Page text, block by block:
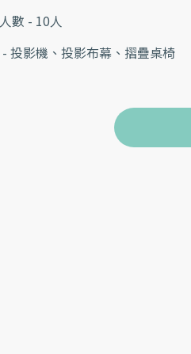
數 - 10人
投影機、投影布幕、摺疊桌椅